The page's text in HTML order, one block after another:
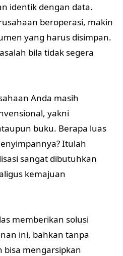
identik dengan data.
beroperasi, makin
yang harus disimpan.
bila tidak segera
Anda masih
yakni
buku. Berapa luas
Itulah
sangat dibutuhkan
kemajuan
memberikan solusi
ini, bahkan tanpa
bisa mengarsipkan